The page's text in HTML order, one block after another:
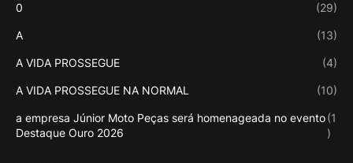
0 (29)
A (13)
A VIDA PROSSEGUE (4)
A VIDA PROSSEGUE NA NORMAL (10)
a empresa Júnior Moto Peças será homenageada no evento
Destaque Ouro 2026
(1
)